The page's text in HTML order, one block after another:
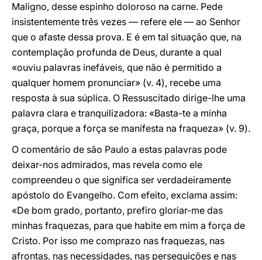
Maligno, desse espinho doloroso na carne. Pede
insistentemente três vezes — refere ele — ao Senhor
que o afaste dessa prova. E é em tal situação que, na
contemplação profunda de Deus, durante a qual
«ouviu palavras inefáveis, que não é permitido a
qualquer homem pronunciar» (v. 4), recebe uma
resposta à sua súplica. O Ressuscitado dirige-lhe uma
palavra clara e tranquilizadora: «Basta-te a minha
graça, porque a força se manifesta na fraqueza» (v. 9).
O comentário de são Paulo a estas palavras pode
deixar-nos admirados, mas revela como ele
compreendeu o que significa ser verdadeiramente
apóstolo do Evangelho. Com efeito, exclama assim:
«De bom grado, portanto, prefiro gloriar-me das
minhas fraquezas, para que habite em mim a força de
Cristo. Por isso me comprazo nas fraquezas, nas
afrontas, nas necessidades, nas perseguições e nas